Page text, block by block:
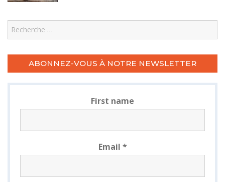
Search
ABONNEZ-VOUS À NOTRE NEWSLETTER
First name
Email *